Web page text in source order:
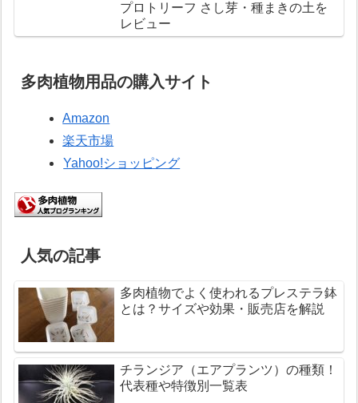
プロトリーフ さし芽・種まきの土を
レビュー
多肉植物用品の購入サイト
Amazon
楽天市場
Yahoo!ショッピング
人気の記事
多肉植物でよく使われるプレステラ鉢
とは？サイズや効果・販売店を解説
チランジア（エアプランツ）の種類！
代表種や特徴別一覧表